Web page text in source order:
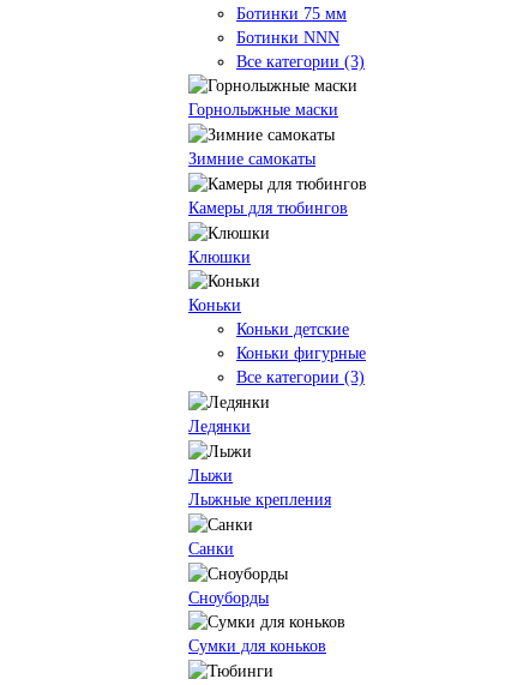
Ботинки 75 мм
Ботинки NNN
Все категории (3)
Горнолыжные маски
Зимние самокаты
Камеры для тюбингов
Клюшки
Коньки
Коньки детские
Коньки фигурные
Все категории (3)
Ледянки
Лыжи
Лыжные крепления
Санки
Сноуборды
Сумки для коньков